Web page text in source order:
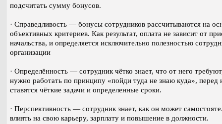
подсчитать сумму бонусов.
· Справедливость — бонусы сотрудников рассчитываются на
объективных критериев. Как результат, оплата не зависит от
начальства, и определяется исключительно полезностью
организации
· Определённость — сотрудник чётко знает, что от него
нужно работать по принципу «пойди туда не знаю куда», перед
ставятся чёткие задачи и определенные сроки.
· Перспективность — сотрудник знает, как он может
влиять на свою карьеру, зарплату и повышение в должности.